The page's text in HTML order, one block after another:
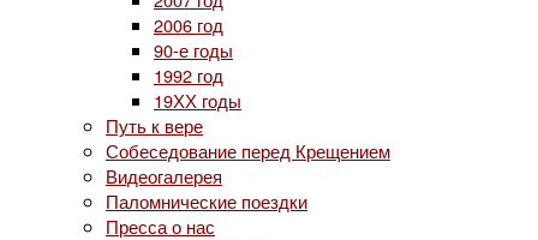
2006 год
90-е годы
1992 год
19ХХ годы
Путь к вере
Собеседование перед Крещением
Видеогалерея
Паломнические поездки
Пресса о нас